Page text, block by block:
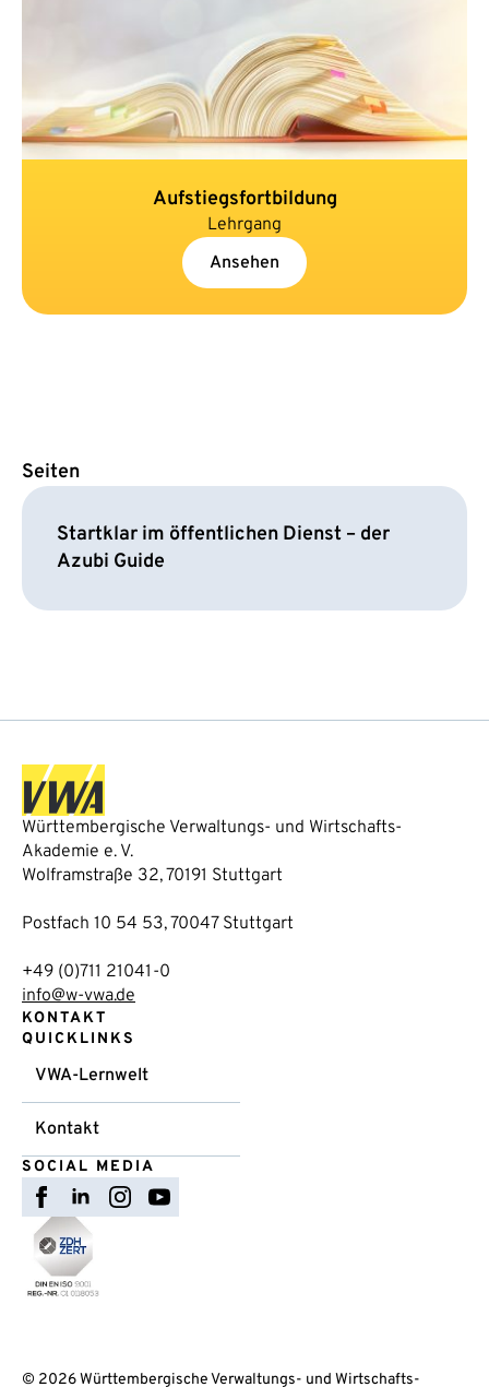
Aufstiegsfortbildung
Lehrgang
Ansehen
Seiten
Startklar im öffentlichen Dienst – der
Azubi Guide
Württembergische Verwaltungs- und Wirtschafts-
Akademie e. V.
Wolframstraße 32, 70191 Stuttgart
Postfach 10 54 53, 70047 Stuttgart
+49 (0)711 21041-0
info@w-vwa.de
KONTAKT
QUICKLINKS
VWA-Lernwelt
Kontakt
SOCIAL MEDIA
© 2026 Württembergische Verwaltungs- und Wirtschafts-